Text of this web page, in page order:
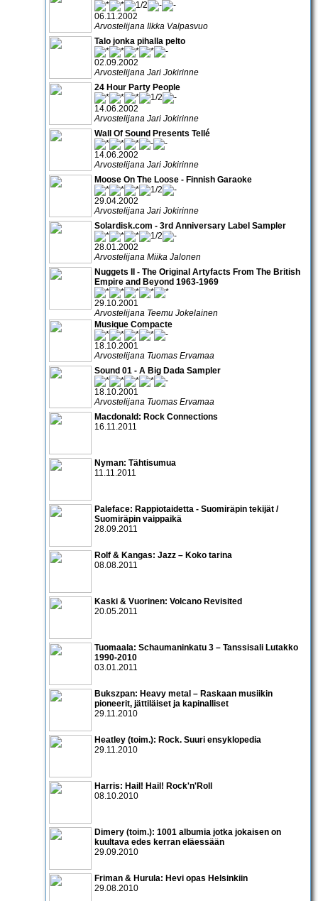
06.11.2002
Arvostelijana Ilkka Valpasvuo
Talo jonka pihalla pelto
02.09.2002
Arvostelijana Jari Jokirinne
24 Hour Party People
14.06.2002
Arvostelijana Jari Jokirinne
Wall Of Sound Presents Tellé
14.06.2002
Arvostelijana Jari Jokirinne
Moose On The Loose - Finnish Garaoke
29.04.2002
Arvostelijana Jari Jokirinne
Solardisk.com - 3rd Anniversary Label Sampler
28.01.2002
Arvostelijana Miika Jalonen
Nuggets II - The Original Artyfacts From The British
Empire and Beyond 1963-1969
29.10.2001
Arvostelijana Teemu Jokelainen
Musique Compacte
18.10.2001
Arvostelijana Tuomas Ervamaa
Sound 01 - A Big Dada Sampler
18.10.2001
Arvostelijana Tuomas Ervamaa
Macdonald: Rock Connections
16.11.2011
Nyman: Tähtisumua
11.11.2011
Paleface: Rappiotaidetta - Suomiräpin tekijät /
Suomiräpin vaippaikä
28.09.2011
Rolf & Kangas: Jazz – Koko tarina
08.08.2011
Kaski & Vuorinen: Volcano Revisited
20.05.2011
Tuomaala: Schaumaninkatu 3 – Tanssisali Lutakko
1990­-2010
03.01.2011
Bukszpan: Heavy metal – Raskaan musiikin
pioneerit, jättiläiset ja kapinalliset
29.11.2010
Heatley (toim.): Rock. Suuri ensyklopedia
29.11.2010
Harris: Hail! Hail! Rock'n'Roll
08.10.2010
Dimery (toim.): 1001 albumia jotka jokaisen on
kuultava edes kerran eläessään
29.09.2010
Friman & Hurula: Hevi opas Helsinkiin
29.08.2010